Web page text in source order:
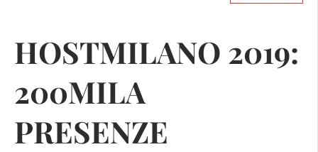
HOSTMILANO 2019:
200MILA
PRESENZE